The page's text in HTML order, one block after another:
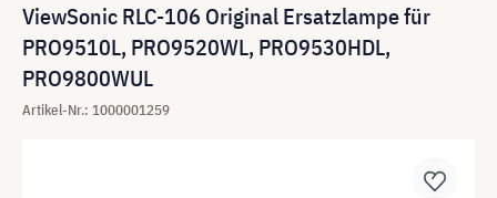
ViewSonic RLC-106 Original Ersatzlampe für
PRO9510L, PRO9520WL, PRO9530HDL,
PRO9800WUL
Artikel-Nr.: 1000001259